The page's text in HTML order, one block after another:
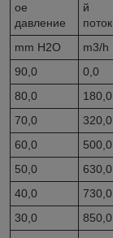
ое
давление
й
поток
mm H2O
m3/h
90,0
0,0
80,0
180,0
70,0
320,0
60,0
500,0
50,0
630,0
40,0
730,0
30,0
850,0